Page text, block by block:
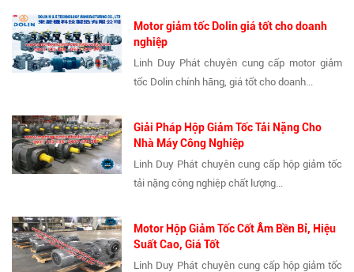
Motor giảm tốc Dolin giá tốt cho doanh
nghiệp
Linh Duy Phát chuyên cung cấp motor giảm
tốc Dolin chính hãng, giá tốt cho doanh...
Giải Pháp Hộp Giảm Tốc Tải Nặng Cho
Nhà Máy Công Nghiệp
Linh Duy Phát chuyên cung cấp hộp giảm tốc
tải nặng công nghiệp chất lượng...
Motor Hộp Giảm Tốc Cốt Âm Bền Bỉ, Hiệu
Suất Cao, Giá Tốt
Linh Duy Phát chuyên cung cấp hộp giảm tốc